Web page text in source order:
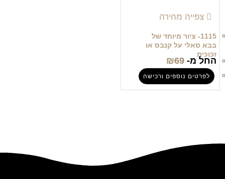
צפייה מהירה
1115- ציור מיוחד של
בבא סאלי על קנבס או
זכוכית
החל מ- ₪69
לפרטים נוספים ורכישה